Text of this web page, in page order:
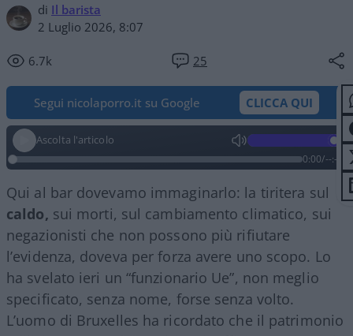
di Il barista
2 Luglio 2026, 8:07
6.7k 25
Segui nicolaporro.it su Google CLICCA QUI
Ascolta l'articolo
0:00/--:--
Qui al bar dovevamo immaginarlo: la tiritera sul
caldo, sui morti, sul cambiamento climatico, sui
negazionisti che non possono più rifiutare
l’evidenza, doveva per forza avere uno scopo. Lo
ha svelato ieri un “funzionario Ue”, non meglio
specificato, senza nome, forse senza volto.
L’uomo di Bruxelles ha ricordato che il patrimonio